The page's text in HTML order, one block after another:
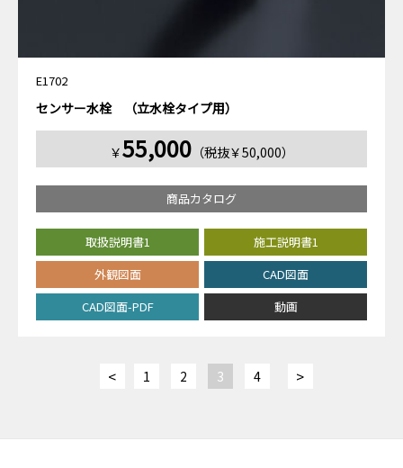
E1702
センサー水栓 （立水栓タイプ用）
￥55,000（税抜￥50,000）
商品カタログ
取扱説明書1
施工説明書1
外観図面
CAD図面
CAD図面-PDF
動画
< 1 2 3 4 >